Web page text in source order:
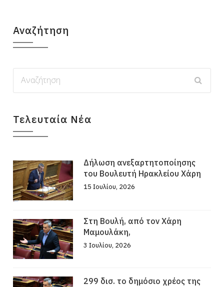
Αναζήτηση
Τελευταία Νέα
Δήλωση ανεξαρτητοποίησης
του Βουλευτή Ηρακλείου Χάρη
15 Ιουλίου, 2026
Στη Βουλή, από τον Χάρη
Μαμουλάκη,
3 Ιουλίου, 2026
299 δισ. το δημόσιο χρέος της